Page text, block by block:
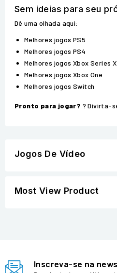
Sem ideias para seu
Dê uma olhada aqui:
Melhores jogos PS5
Melhores jogos PS4
Melhores jogos Xbox Series X
Melhores jogos Xbox One
Melhores jogos Switch
Pronto para jogar? ? Divirta-
Jogos De Vídeo
Most View Product
Inscreva-se na